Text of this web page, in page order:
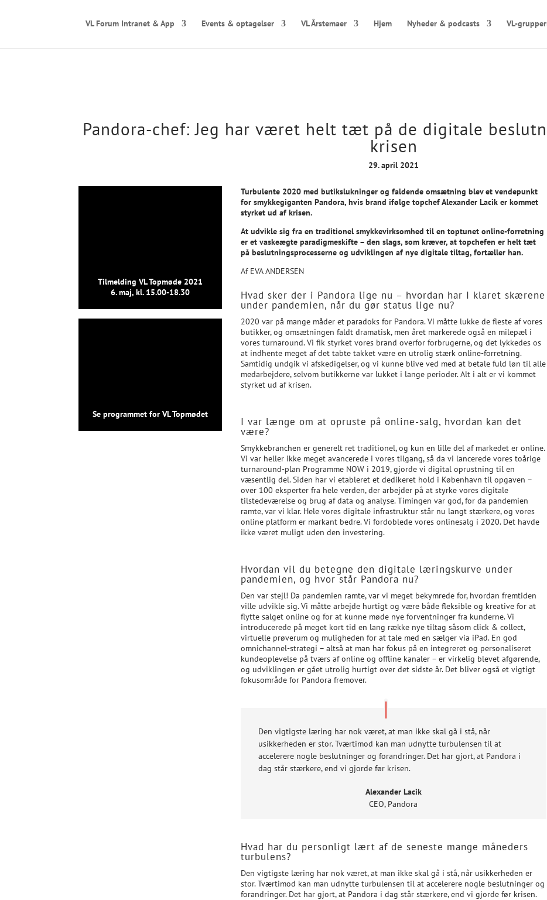
VL Forum Intranet & App Events & optagelser VL Årstemaer Hjem Nyheder & podcasts VL-
Pandora-chef: Jeg har været helt tæt på de digitale
krisen
29. april 2021
Tilmelding VL Topmøde 2021
6. maj, kl. 15.00-18.30
Se programmet for VL Topmødet
Turbulente 2020 med butikslukninger og faldende omsætning blev et vendepunkt
for smykkegiganten Pandora, hvis brand ifølge topchef Alexander Lacik er kommet
styrket ud af krisen.
At udvikle sig fra en traditionel smykkevirksomhed til en toptunet online-forretning
er et vaskeægte paradigmeskifte – den slags, som kræver, at topchefen er helt tæt
på beslutningsprocesserne og udviklingen af nye digitale tiltag, fortæller han.
Af EVA ANDERSEN
Hvad sker der i Pandora lige nu – hvordan har I klaret skærene
under pandemien, når du gør status lige nu?
2020 var på mange måder et paradoks for Pandora. Vi måtte lukke de fleste af vores
butikker, og omsætningen faldt dramatisk, men året markerede også en milepæl i
vores turnaround. Vi fik styrket vores brand overfor forbrugerne, og det lykkedes os
at indhente meget af det tabte takket være en utrolig stærk online-forretning.
Samtidig undgik vi afskedigelser, og vi kunne blive ved med at betale fuld løn til alle
medarbejdere, selvom butikkerne var lukket i lange perioder. Alt i alt er vi kommet
styrket ud af krisen.
I var længe om at opruste på online-salg, hvordan kan det
være?
Smykkebranchen er generelt ret traditionel, og kun en lille del af markedet er online.
Vi var heller ikke meget avancerede i vores tilgang, så da vi lancerede vores toårige
turnaround-plan Programme NOW i 2019, gjorde vi digital oprustning til en
væsentlig del. Siden har vi etableret et dedikeret hold i København til opgaven ­–
over 100 eksperter fra hele verden, der arbejder på at styrke vores digitale
tilstedeværelse og brug af data og analyse. Timingen var god, for da pandemien
ramte, var vi klar. Hele vores digitale infrastruktur står nu langt stærkere, og vores
online platform er markant bedre. Vi fordoblede vores onlinesalg i 2020. Det havde
ikke været muligt uden den investering.
Hvordan vil du betegne den digitale læringskurve under
pandemien, og hvor står Pandora nu?
Den var stejl! Da pandemien ramte, var vi meget bekymrede for, hvordan fremtiden
ville udvikle sig. Vi måtte arbejde hurtigt og være både fleksible og kreative for at
flytte salget online og for at kunne møde nye forventninger fra kunderne. Vi
introducerede på meget kort tid en lang række nye tiltag såsom click & collect,
virtuelle prøverum og muligheden for at tale med en sælger via iPad. En god
omnichannel-strategi – altså at man har fokus på en integreret og personaliseret
kundeoplevelse på tværs af online og offline kanaler – er virkelig blevet afgørende,
og udviklingen er gået utrolig hurtigt over det sidste år. Det bliver også et vigtigt
fokusområde for Pandora fremover.
Den vigtigste læring har nok været, at man ikke skal gå i stå, når
usikkerheden er stor. Tværtimod kan man udnytte turbulensen til at
accelerere nogle beslutninger og forandringer. Det har gjort, at Pandora i
dag står stærkere, end vi gjorde før krisen.
Alexander Lacik
CEO, Pandora
Hvad har du personligt lært af de seneste mange måneders
turbulens?
Den vigtigste læring har nok været, at man ikke skal gå i stå, når usikkerheden er
stor. Tværtimod kan man udnytte turbulensen til at accelerere nogle beslutninger og
forandringer. Det har gjort, at Pandora i dag står stærkere, end vi gjorde før krisen.